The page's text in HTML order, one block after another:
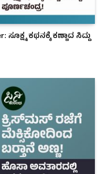
ಕಥನಕ್ಕೆ ಕಣ್ಣಾದ ಸಿದ್ದು